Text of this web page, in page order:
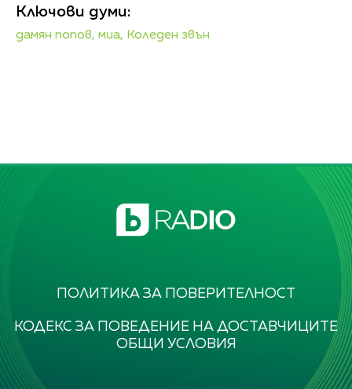
Ключови думи:
дамян попов, миа, Коледен звън
ПОЛИТИКА ЗА ПОВЕРИТЕЛНОСТ
КОДЕКС ЗА ПОВЕДЕНИЕ НА ДОСТАВЧИЦИТЕ
ОБЩИ УСЛОВИЯ